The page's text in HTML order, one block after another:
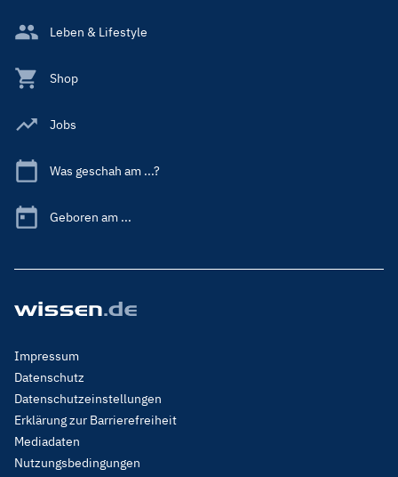
Leben & Lifestyle
Shop
Jobs
Was geschah am ...?
Geboren am ...
Footer
Menu
Legal
Impressum
Datenschutz
Datenschutzeinstellungen
Erklärung zur Barrierefreiheit
Mediadaten
Nutzungsbedingungen